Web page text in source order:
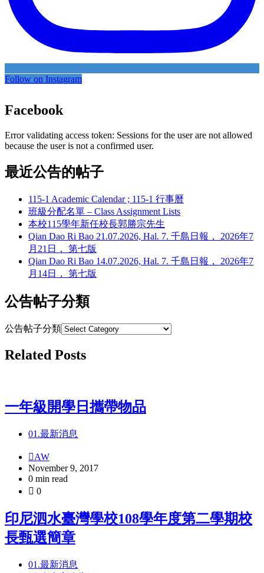
Follow on Instagram
Facebook
Error validating access token: Sessions for the user are not allowed
because the user is not a confirmed user.
最近公告的帖子
115-1 Academic Calendar ; 115-1 行事曆
班級分配名單 – Class Assignment Lists
本校115學年新任校長郭勝宗先生
Qian Dao Ri Bao 21.07.2026, Hal. 7. 千島日報， 2026年7
月21日， 第七版
Qian Dao Ri Bao 14.07.2026, Hal. 7. 千島日報， 2026年7
月14日， 第七版
公告帖子分類
公告帖子分類
Related Posts
一年級開學日攜帶物品
01.最新消息
AW
November 9, 2017
0 min read
0
印尼泗水臺灣學校108學年度第二學期校
長甄選簡章
01.最新消息